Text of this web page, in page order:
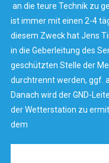
an die teure Technik zu
ist immer mit einen 2-4
diesem Zweck hat Jens
in die Geberleitung des
geschützten Stelle der
durchtrennt werden, ggf.
Danach wird der GND-
der Wetterstation zu
dem